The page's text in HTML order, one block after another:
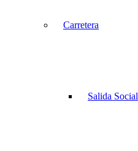
Carretera
Salida Social